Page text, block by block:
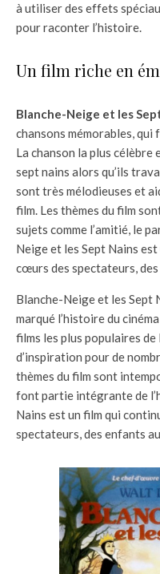
à utiliser des effets
pour raconter l’histoire.
Un film riche en
Blanche-Neige et les
chansons mémorables,
La chanson la plus célèbre
sept nains alors qu’ils
sont très mélodieuses et
film. Les thèmes du film
sujets comme l’amitié, le
Neige et les Sept Nains
cœurs des spectateurs,
Blanche-Neige et les Sept
marqué l’histoire du
films les plus populaires
d’inspiration pour de
thèmes du film sont
font partie intégrante de
Nains est un film qui
spectateurs, des enfants